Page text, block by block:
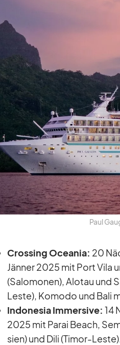
Paul
Crossing Ocea­nia: 20
Jän­ner 2025 mit Port Vila
(Sa­lo­mo­nen), Alo­tau und
Leste), Ko­modo und Bali
In­do­ne­sia Im­mersive: 14
2025 mit Pa­rai Beach,
sien) und Dili (Ti­mor-